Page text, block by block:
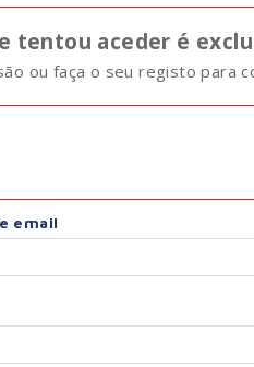
tentou aceder é
ou faça o seu registo para
email